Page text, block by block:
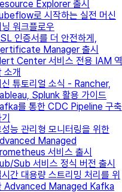
Explorer 출시
로 시작하는 실전 머신
닝 워크플로우
인증서를 더 안전하게,
Manager 출시
Center 서비스 전용 IAM 역
소개
신 튜토리얼 소식 - Rancher,
Splunk 활용 가이드
를 통한 CDC Pipeline 구축
능 관리형 모니터링을 위한
Managed
서비스 출시
Sub 서비스 정식 버전 출시
간 대용량 스트리밍 처리를 위
Advanced Managed Kafka